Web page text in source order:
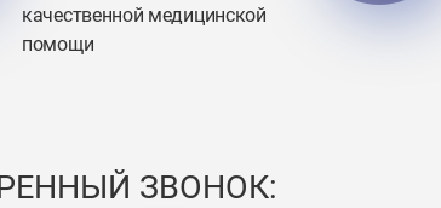
качественной медицинской
помощи
ЗВОНОК: